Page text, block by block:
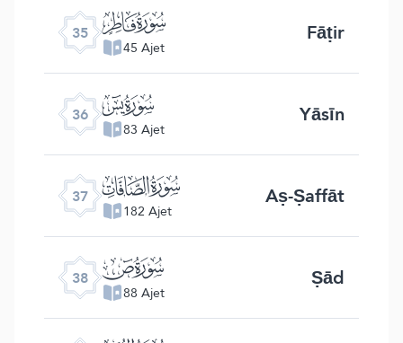
35 ﮯ
45 Ajet Fāṭir
36 ﮰ
83 Ajet Yāsīn
37 ﮱ
182 Ajet Aṣ-Ṣaffāt
38 ﯓ
88 Ajet Ṣād